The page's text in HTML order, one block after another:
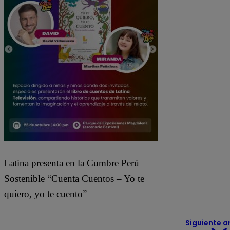
Latina presenta en la Cumbre Perú
Sostenible “Cuenta Cuentos – Yo te
quiero, yo te cuento”
Siguiente